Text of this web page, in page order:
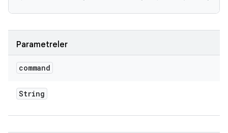
Parametreler
command
String